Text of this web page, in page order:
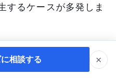
するケースが多発しま
管理部門と連携し、
特定のドメイン（公式
相談する ×